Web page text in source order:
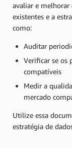
avaliar e melhorar
existentes e a
como:
Auditar
Verificar se os
compatíveis
Medir a
mercado
Utilize essa
estratégia de